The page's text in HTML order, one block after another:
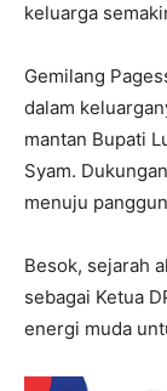
keluarga
Gemilang
dalam
mantan Bupati
Syam.
menuju
Besok, sejarah
sebagai Ketua
energi muda